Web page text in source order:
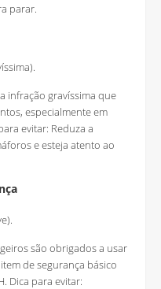
parar.
infração gravíssima que
especialmente em
evitar: Reduza a
e esteja atento ao
são obrigados a usar
de segurança básico
Dica para evitar: